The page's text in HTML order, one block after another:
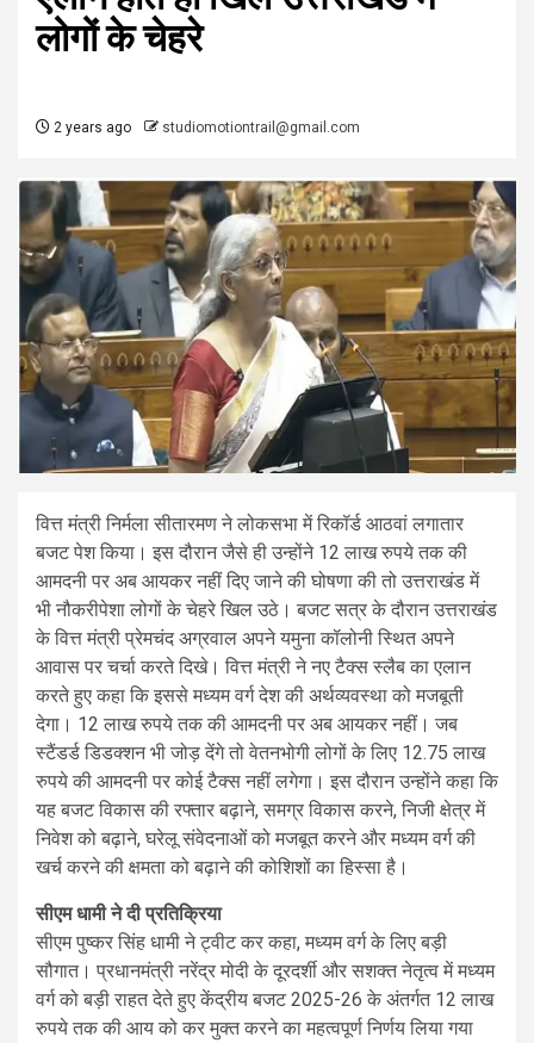
लोगों के चेहरे
2 years ago studiomotiontrail@gmail.com
वित्त मंत्री निर्मला सीतारमण ने लोकसभा में रिकॉर्ड आठवां लगातार
बजट पेश किया। इस दौरान जैसे ही उन्होंने 12 लाख रुपये तक की
आमदनी पर अब आयकर नहीं दिए जाने की घोषणा की तो उत्तराखंड में
भी नौकरीपेशा लोगों के चेहरे खिल उठे। बजट सत्र के दौरान उत्तराखंड
के वित्त मंत्री प्रेमचंद अग्रवाल अपने यमुना कॉलोनी स्थित अपने
आवास पर चर्चा करते दिखे। वित्त मंत्री ने नए टैक्स स्लैब का एलान
करते हुए कहा कि इससे मध्यम वर्ग देश की अर्थव्यवस्था को मजबूती
देगा। 12 लाख रुपये तक की आमदनी पर अब आयकर नहीं। जब
स्टैंडर्ड डिडक्शन भी जोड़ देंगे तो वेतनभोगी लोगों के लिए 12.75 लाख
रुपये की आमदनी पर कोई टैक्स नहीं लगेगा। इस दौरान उन्होंने कहा कि
यह बजट विकास की रफ्तार बढ़ाने, समग्र विकास करने, निजी क्षेत्र में
निवेश को बढ़ाने, घरेलू संवेदनाओं को मजबूत करने और मध्यम वर्ग की
खर्च करने की क्षमता को बढ़ाने की कोशिशों का हिस्सा है।
सीएम धामी ने दी प्रतिक्रिया
सीएम पुष्कर सिंह धामी ने ट्वीट कर कहा, मध्यम वर्ग के लिए बड़ी
सौगात। प्रधानमंत्री नरेंद्र मोदी के दूरदर्शी और सशक्त नेतृत्व में मध्यम
वर्ग को बड़ी राहत देते हुए केंद्रीय बजट 2025-26 के अंतर्गत 12 लाख
रुपये तक की आय को कर मुक्त करने का महत्वपूर्ण निर्णय लिया गया